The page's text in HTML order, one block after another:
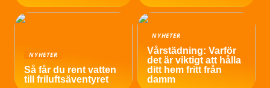
NYHETER
Så får du rent vatten
till friluftsäventyret
NYHETER
Vårstädning: Varför
det är viktigt att hålla
ditt hem fritt från
damm